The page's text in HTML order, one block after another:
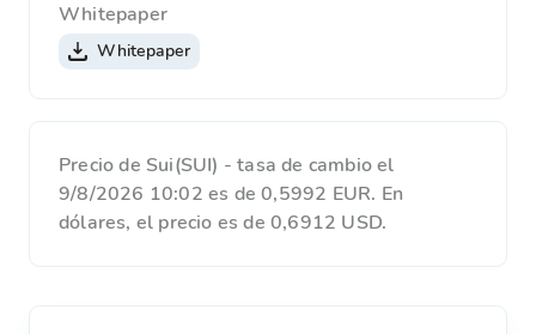
Whitepaper
Whitepaper
Precio de Sui(SUI) - tasa de cambio el
9/8/2026 10:02 es de 0,5992 EUR. En
dólares, el precio es de 0,6912 USD.